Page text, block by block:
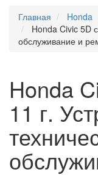
Главная
Honda
Honda Civic 5D
обслуживание и
Honda
11 г.